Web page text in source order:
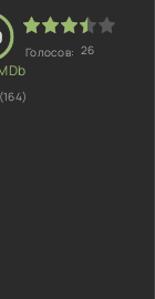
Голосов: 26
(164)